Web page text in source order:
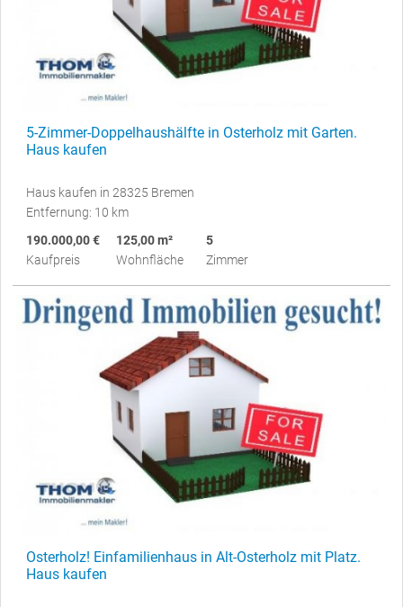
5-Zimmer-Doppelhaushälfte in Osterholz mit Garten.
Haus kaufen
Haus kaufen in 28325 Bremen
Entfernung: 10 km
190.000,00 €
Kaufpreis
125,00 m²
Wohnfläche
5
Zimmer
Osterholz! Einfamilienhaus in Alt-Osterholz mit Platz.
Haus kaufen